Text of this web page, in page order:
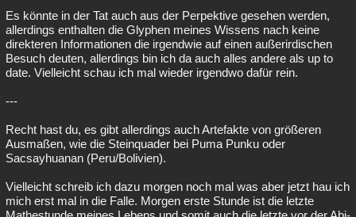
Es könnte in der Tat auch aus der Perpektive gesehen werden,
allerdings enthalten die Glyphen meines Wissens nach keine
direkteren Informationen die irgendwie auf einen außerirdischen
Besuch deuten, allerdings bin ich da auch alles andere als up to
date. Vielleicht schau ich mal wieder irgendwo dafür rein.
---
Recht hast du, es gibt allerdings auch Artefakte von größeren
Ausmaßen, wie die Steinquader bei Puma Punku oder
Sacsayhuanan (Peru/Bolivien).
Vielleicht schreib ich dazu morgen noch mal was aber jetzt hau ich
mich erst mal in die Falle. Morgen erste Stunde ist die letzte